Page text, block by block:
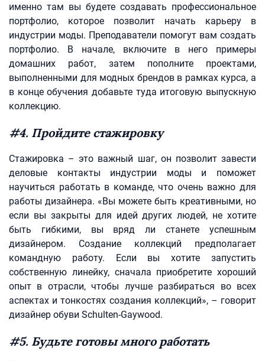
именно там вы будете создавать профессиональное
портфолио, которое позволит начать карьеру в
индустрии моды. Преподаватели помогут вам создать
портфолио. В начале, включите в него примеры
домашних работ, затем пополните проектами,
выполненными для модных брендов в рамках курса, а
в конце обучения добавьте туда итоговую выпускную
коллекцию.
#4. Пройдите стажировку
Стажировка – это важный шаг, он позволит завести
деловые контакты индустрии моды и поможет
научиться работать в команде, что очень важно для
работы дизайнера. «Вы можете быть креативными, но
если вы закрыты для идей других людей, не хотите
быть гибкими, вы вряд ли станете успешным
дизайнером. Создание коллекций предполагает
командную работу. Если вы хотите запустить
собственную линейку, сначала приобретите хороший
опыт в отрасли, чтобы лучше разбираться во всех
аспектах и тонкостях создания коллекций», – говорит
дизайнер обуви Schulten-Gaywood.
#5. Будьте готовы много работать